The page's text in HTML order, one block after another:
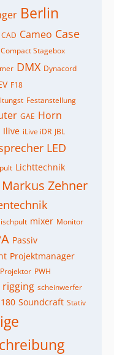
Berlin
CAD Cameo Case
Compact Stagebox
DMX Dynacord
F18
Festanstellung
GAE Horn
Ilive iLive iDR JBL
LED
Lichttechnik
Markus Zehner
mixer Monitor
Passiv
Projektmanager
Projektor PWH
rigging scheinwerfer
Soundcraft Stativ